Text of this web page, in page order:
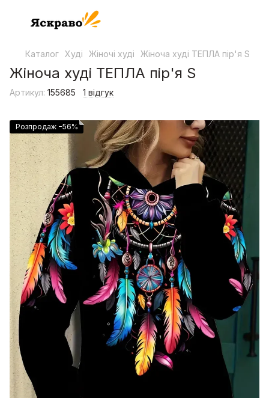
Каталог Худі Жіночі худі Жіноча худі ТЕПЛА пір'я S
Жіноча худі ТЕПЛА пір'я S
Артикул: 155685 1 відгук
Розпродаж −56%